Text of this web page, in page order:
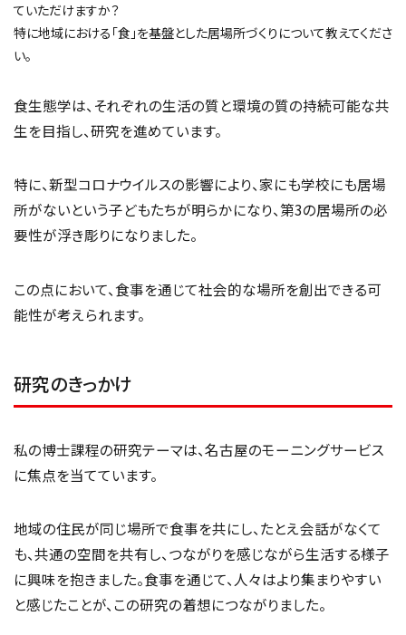
ていただけますか？
特に地域における「食」を基盤とした居場所づくりについて教えてくださ
い。
食生態学は、それぞれの生活の質と環境の質の持続可能な共
生を目指し、研究を進めています。
特に、新型コロナウイルスの影響により、家にも学校にも居場
所がないという子どもたちが明らかになり、第3の居場所の必
要性が浮き彫りになりました。
この点において、食事を通じて社会的な場所を創出できる可
能性が考えられます。
研究のきっかけ
私の博士課程の研究テーマは、名古屋のモーニングサービス
に焦点を当てています。
地域の住民が同じ場所で食事を共にし、たとえ会話がなくて
も、共通の空間を共有し、つながりを感じながら生活する様子
に興味を抱きました。食事を通じて、人々はより集まりやすい
と感じたことが、この研究の着想につながりました。